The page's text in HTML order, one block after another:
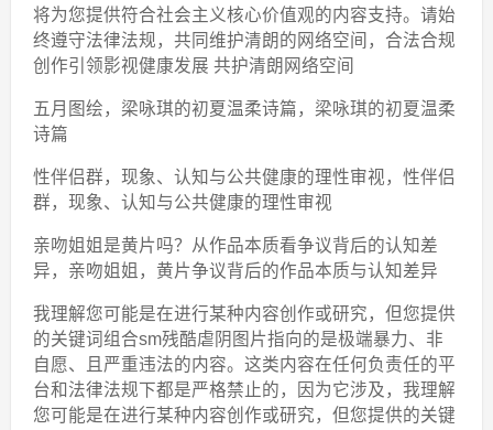
将为您提供符合社会主义核心价值观的内容支持。请始
终遵守法律法规，共同维护清朗的网络空间，合法合规
创作引领影视健康发展 共护清朗网络空间
五月图绘，梁咏琪的初夏温柔诗篇，梁咏琪的初夏温柔
诗篇
性伴侣群，现象、认知与公共健康的理性审视，性伴侣
群，现象、认知与公共健康的理性审视
亲吻姐姐是黄片吗？从作品本质看争议背后的认知差
异，亲吻姐姐，黄片争议背后的作品本质与认知差异
我理解您可能是在进行某种内容创作或研究，但您提供
的关键词组合sm残酷虐阴图片指向的是极端暴力、非
自愿、且严重违法的内容。这类内容在任何负责任的平
台和法律法规下都是严格禁止的，因为它涉及，我理解
您可能是在进行某种内容创作或研究，但您提供的关键